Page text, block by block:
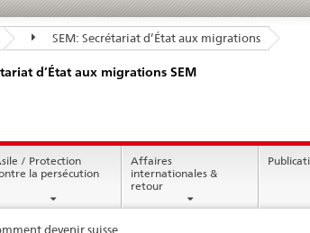
SEM: Secrétariat d’État aux migrations
d’État aux migrations SEM
/ Protection
la persécution
Affaires
internationales &
retour
devenir suisse